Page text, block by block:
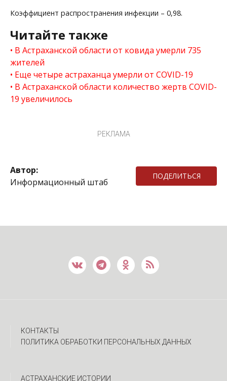
Коэффициент распространения инфекции – 0,98.
Читайте также
В Астраханской области от ковида умерли 735
жителей
Еще четыре астраханца умерли от COVID-19
В Астраханской области количество жертв COVID-
19 увеличилось
РЕКЛАМА
Автор:
Информационный штаб
ПОДЕЛИТЬСЯ
КОНТАКТЫ
ПОЛИТИКА ОБРАБОТКИ ПЕРСОНАЛЬНЫХ ДАННЫХ
АСТРАХАНСКИЕ ИСТОРИИ